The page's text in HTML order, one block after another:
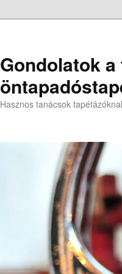
Gondolatok
Hasznos tanácsok